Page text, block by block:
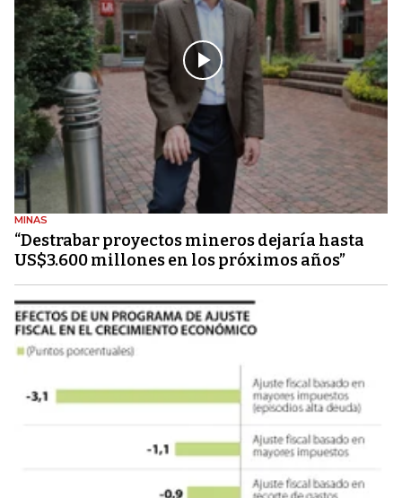
MINAS
“Destrabar proyectos mineros dejaría hasta
US$3.600 millones en los próximos años”